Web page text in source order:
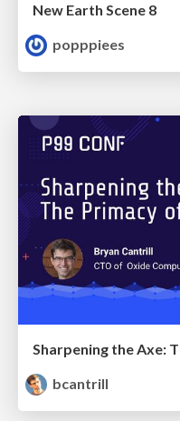
New Earth Scene 8
popppiees
Sharpening the Axe:
bcantrill